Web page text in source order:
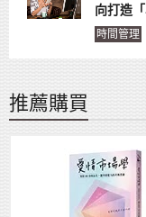
向打造
時間管理
推薦購買